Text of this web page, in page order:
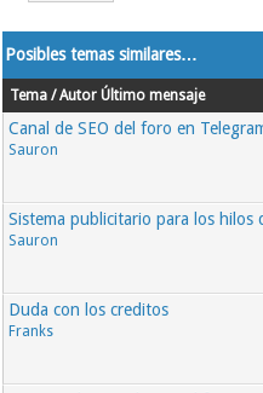
Posibles temas similares…
Tema / Autor Último mensaje
Canal de SEO del foro en
Sauron
Sistema publicitario para los hilos
Sauron
Duda con los creditos
Franks